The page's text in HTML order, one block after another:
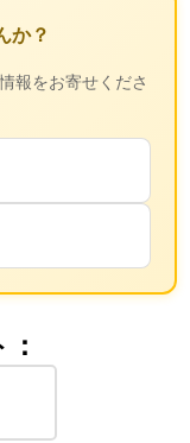
か？
報をお寄せくださ